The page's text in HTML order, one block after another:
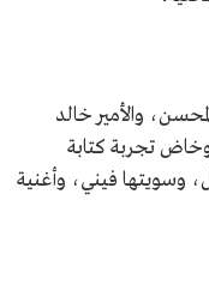
والأمير خالد
تجربة كتابة
وسويتها فيني، وأغنية